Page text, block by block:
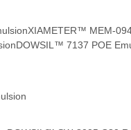
XIAMETER™ MEM-
DOWSIL™ 7137 POE